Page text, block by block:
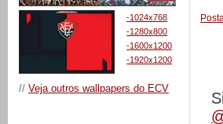
-1024x768
-1280x800
-1600x1200
-1920x1200
// Veja outros wallpapers do ECV